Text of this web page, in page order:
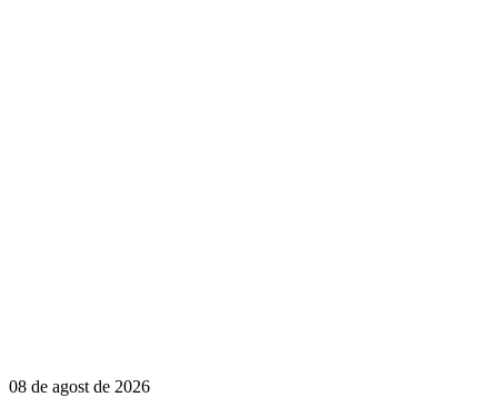
08 de agost de 2026